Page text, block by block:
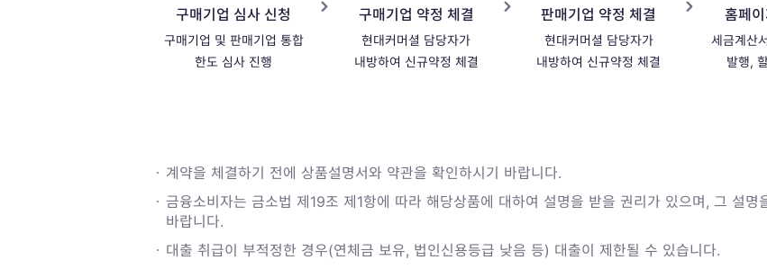
구매기업 심사 신청
구매기업 및 판매기업 통합
한도 심사 진행
구매기업 약정 체결
현대커머셜 담당자가
내방하여 신규약정 체결
판매기업 약정 체결
현대커머셜 담당자가
내방하여 신규약정 체결
홈페
세금계산
발행,
계약을 체결하기 전에 상품설명서와 약관을 확인하시기 바랍니다.
금융소비자는 금소법 제19조 제1항에 따라 해당상품에 대하여 설명을 받을 권리가 있으며, 그 설명
바랍니다.
대출 취급이 부적정한 경우(연체금 보유, 법인신용등급 낮음 등) 대출이 제한될 수 있습니다.